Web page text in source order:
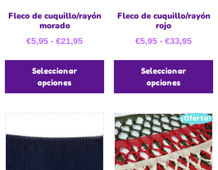
Fleco de cuquillo/rayón
morado
€5,95 - €21,95
Seleccionar
opciones
Fleco de cuquillo/rayón
rojo
€5,95 - €33,95
Seleccionar
opciones
¡Oferta!